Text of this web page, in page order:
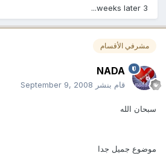
3 weeks later...
مشرفي الأقسام
NADA
قام بنشر September 9, 2008
سبحان الله
موضوع جميل جدا